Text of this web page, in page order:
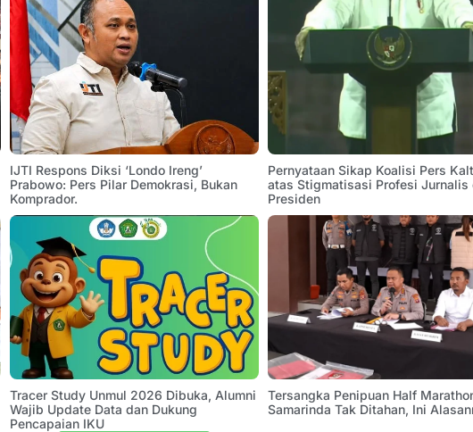
IJTI Respons Diksi ‘Londo Ireng’
Prabowo: Pers Pilar Demokrasi, Bukan
Komprador.
Pernyataan Sikap Koalisi Pers
atas Stigmatisasi Profesi Jurnalis
Presiden
Tracer Study Unmul 2026 Dibuka, Alumni
Wajib Update Data dan Dukung
Pencapaian IKU
Tersangka Penipuan Half
Samarinda Tak Ditahan, Ini